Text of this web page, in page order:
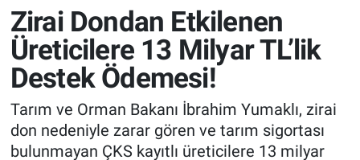
Zirai Dondan Etkilenen
Üreticilere 13 Milyar TL’lik
Destek Ödemesi!
Tarım ve Orman Bakanı İbrahim Yumaklı, zirai
don nedeniyle zarar gören ve tarım sigortası
bulunmayan ÇKS kayıtlı üreticilere 13 milyar